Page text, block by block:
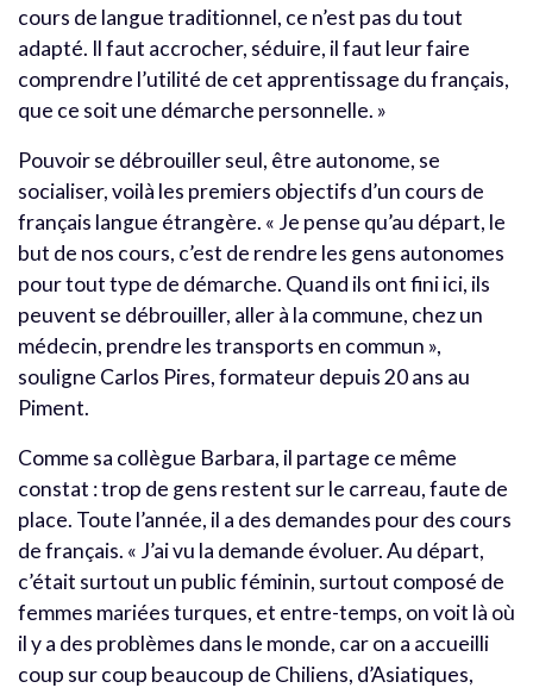
cours de langue traditionnel, ce n’est pas du tout
adapté. Il faut accrocher, séduire, il faut leur faire
comprendre l’utilité de cet apprentissage du français,
que ce soit une démarche personnelle. »
Pouvoir se débrouiller seul, être autonome, se
socialiser, voilà les premiers objectifs d’un cours de
français langue étrangère. « Je pense qu’au départ, le
but de nos cours, c’est de rendre les gens autonomes
pour tout type de démarche. Quand ils ont fini ici, ils
peuvent se débrouiller, aller à la commune, chez un
médecin, prendre les transports en commun »,
souligne Carlos Pires, formateur depuis 20 ans au
Piment.
Comme sa collègue Barbara, il partage ce même
constat : trop de gens restent sur le carreau, faute de
place. Toute l’année, il a des demandes pour des cours
de français. « J’ai vu la demande évoluer. Au départ,
c’était surtout un public féminin, surtout composé de
femmes mariées turques, et entre-temps, on voit là où
il y a des problèmes dans le monde, car on a accueilli
coup sur coup beaucoup de Chiliens, d’Asiatiques,